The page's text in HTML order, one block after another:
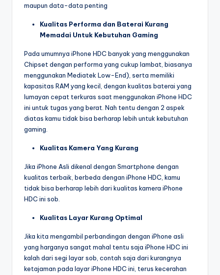
maupun data-data penting
Kualitas Performa dan Baterai Kurang
Memadai Untuk Kebutuhan Gaming
Pada umumnya iPhone HDC banyak yang menggunakan
Chipset dengan performa yang cukup lambat, biasanya
menggunakan Mediatek Low-End), serta memiliki
kapasitas RAM yang kecil, dengan kualitas baterai yang
lumayan cepat terkuras saat menggunakan iPhone HDC
ini untuk tugas yang berat. Nah tentu dengan 2 aspek
diatas kamu tidak bisa berharap lebih untuk kebutuhan
gaming.
Kualitas Kamera Yang Kurang
Jika iPhone Asli dikenal dengan Smartphone dengan
kualitas terbaik, berbeda dengan iPhone HDC, kamu
tidak bisa berharap lebih dari kualitas kamera iPhone
HDC ini sob.
Kualitas Layar Kurang Optimal
Jika kita mengambil perbandingan dengan iPhone asli
yang harganya sangat mahal tentu saja iPhone HDC ini
kalah dari segi layar sob, contah saja dari kurangnya
ketajaman pada layar iPhone HDC ini, terus kecerahan